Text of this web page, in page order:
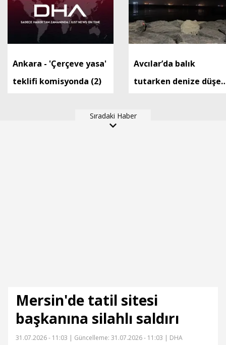
Ankara - 'Çerçeve yasa'
teklifi komisyonda (2)
Avcılar’da balık
tutarken denize düşen
Sıradaki Haber
Mersin'de tatil sitesi
başkanına silahlı saldırı
31.07.2026 - 11:03 | Güncelleme: 31.07.2026 - 11:03 | DHA